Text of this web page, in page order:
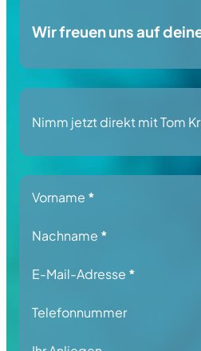
Wir freuen uns auf
Nimm jetzt direkt mit Tom
Section
Vorname *
Nachname *
E-Mail-Adresse *
Telefonnummer